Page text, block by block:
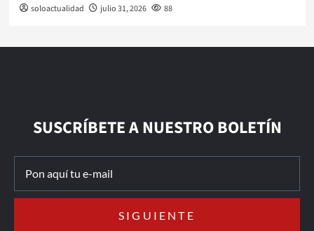
soloactualidad julio 31, 2026 88
SUSCRÍBETE A NUESTRO BOLETÍN